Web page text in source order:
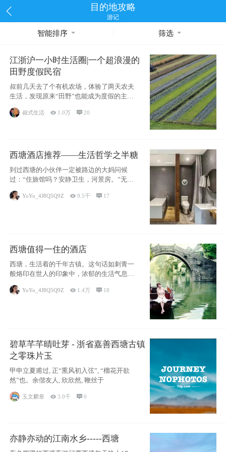
目的地攻略
游记
智能排序 筛选
江浙沪一小时生活圈|一个超浪漫的
田野度假民宿
叔前几天去了个有机农场，体验了两天农夫
生活，发现原来“田野”也能成为度假的主旋
律。江
叔式生活  1.0万 20
西塘酒店推荐——生活哲学之半糖
到过西塘的小伙伴一定被路边的大妈问候
过：“住旅馆吗？安静卫生，河景房。”无意
YoYo_4J8Q5Q9Z 9.5千  17
西塘值得一住的酒店
西塘，生活着的千年古镇。这句话如刺青一
般烙印在世人的印象中，浓郁的生活气息，
小桥流水
YoYo_4J8Q5Q9Z  1.4万  18
碧草芊芊晴吐芽 - 浙省嘉善西塘古镇
之零珠片玉
甲申立夏甫过, 正“熏风初入弦”, “榴花开欲
然”也。余偕友人, 欣欣然, 鞭丝于
玉文麟章  3.0千 0
亦静亦动的江南水乡-----西塘